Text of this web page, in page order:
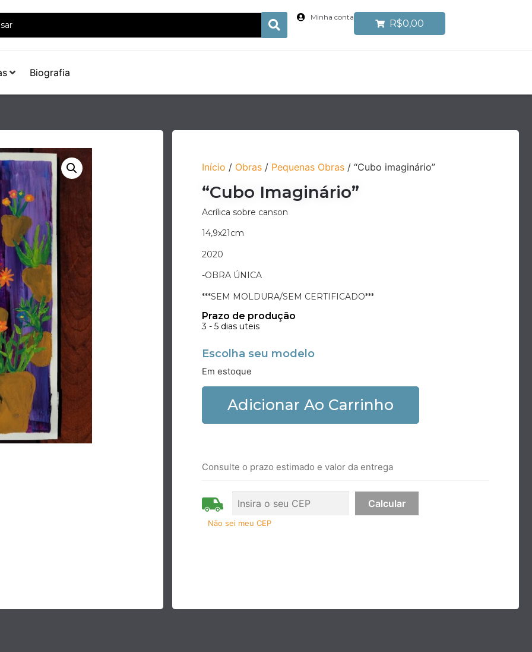
Minha conta
R$0,00
Biografia
Início / Obras/ Pequenas Obras/ “Cubo imaginário”
“Cubo Imaginário”
Acrílica sobre canson
14,9x21cm
2020
-OBRA ÚNICA
***SEM MOLDURA/SEM CERTIFICADO***
Prazo de produção
3 - 5 dias uteis
Escolha seu modelo
Em estoque
Adicionar Ao Carrinho
Consulte o prazo estimado e valor da entrega
Não sei meu CEP